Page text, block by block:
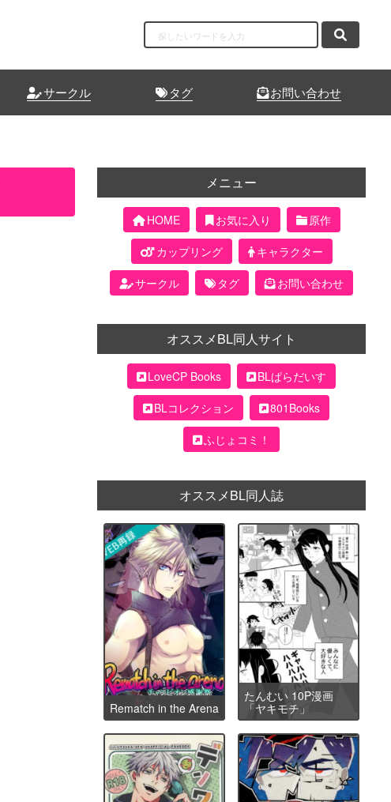
サークル タグ お問い合わせ
メニュー
HOME お気に入り
原作
カップリング
キャラクター
サークル
タグ お問い合わせ
オススメBL同人サイト
LoveCP Books
BLぱらだいす
BLコレクション
801Books
ふじょコミ！
オススメBL同人誌
Rematch in the Arena
たんむい 10P漫画
「ヤキモチ」